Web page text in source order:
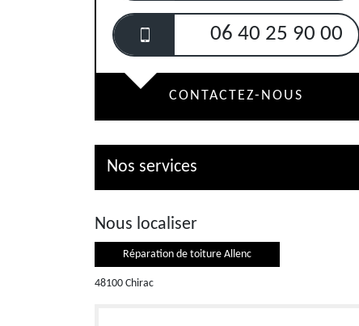
06 40 25 90 00
CONTACTEZ-NOUS
Nos services
Nous localiser
Réparation de toiture Allenc
48100 Chirac